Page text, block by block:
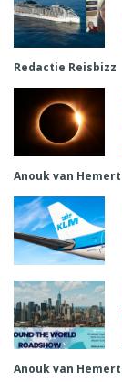
Redactie Reisbizz
Anouk van Hemert
Anouk van Hemert